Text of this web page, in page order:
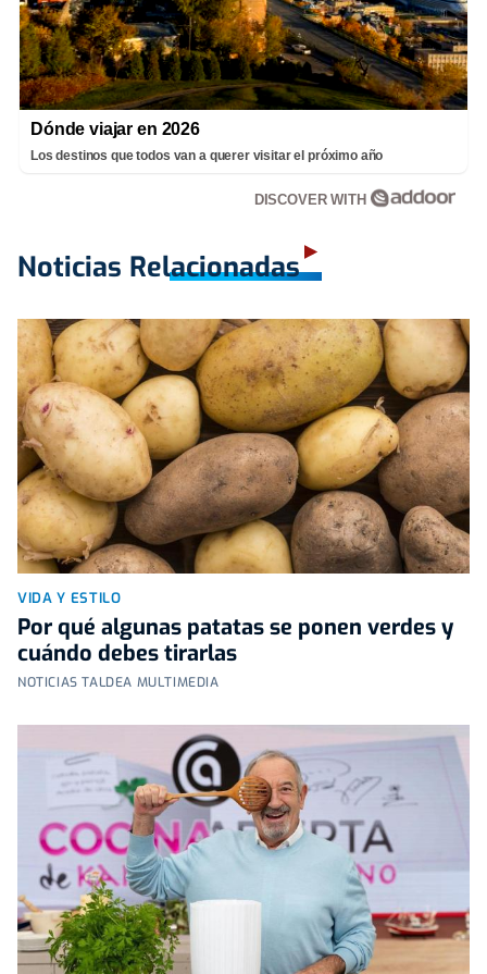
Dónde viajar en 2026
Los destinos que todos van a querer visitar el próximo año
DISCOVER WITH
Noticias Relacionadas
VIDA Y ESTILO
Por qué algunas patatas se ponen verdes y
cuándo debes tirarlas
NOTICIAS TALDEA MULTIMEDIA